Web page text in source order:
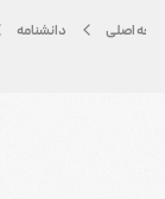
اصلی دانشنامه